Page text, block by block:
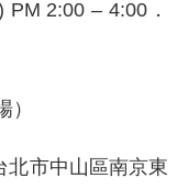
2:00 – 4:00．
北市中山區南京東